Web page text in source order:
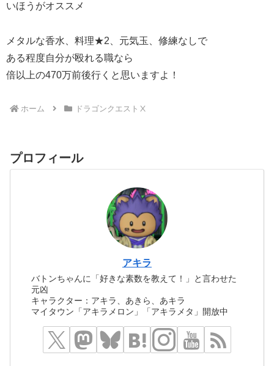
いほうがオススメ
メタルな香水、料理★2、元気玉、修練なしで
ある程度自分が殴れる職なら
倍以上の470万前後行くと思いますよ！
ホーム ドラゴンクエストⅩ
プロフィール
アキラ
バトンちゃんに「好きな素数を教えて！」と言わせた
元凶
キャラクター：アキラ、あきら、あキラ
マイタウン「アキラメロン」「アキラメタ」開放中